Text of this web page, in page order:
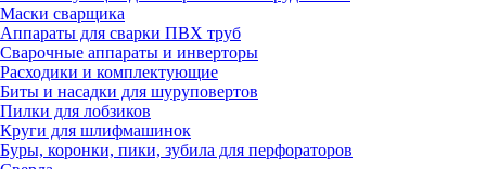
Маски сварщика
Аппараты для сварки ПВХ труб
Сварочные аппараты и инверторы
Расходики и комплектующие
Биты и насадки для шуруповертов
Пилки для лобзиков
Круги для шлифмашинок
Буры, коронки, пики, зубила для перфораторов